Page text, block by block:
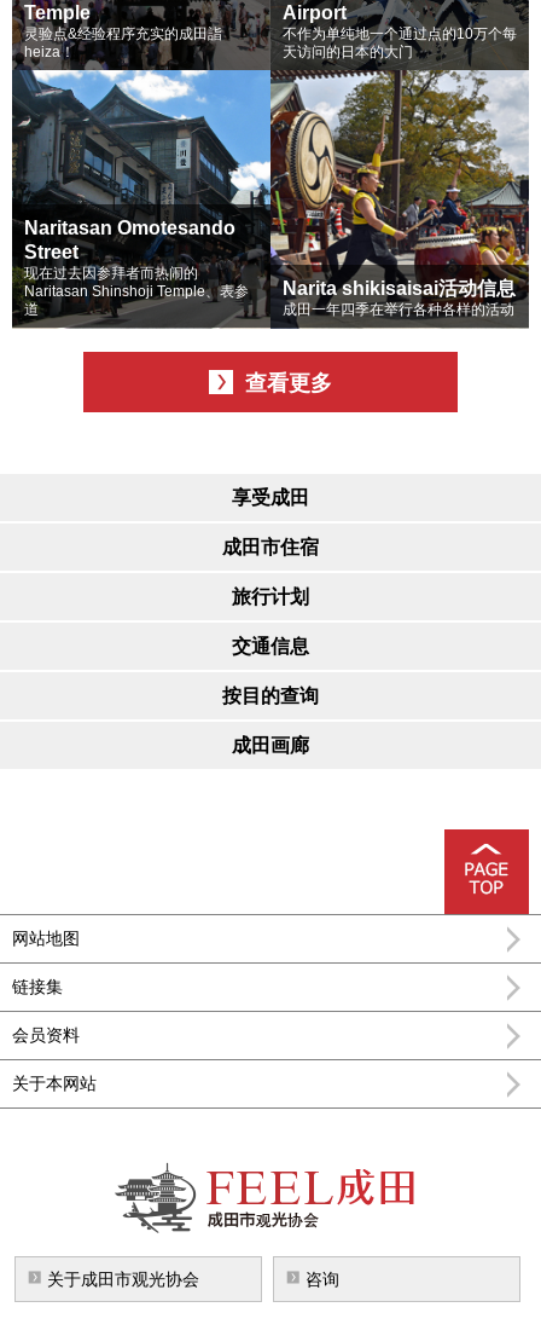
Temple
灵验点&经验程序充实的成田詣
heiza！
Airport
不作为单纯地一个通过点的10万个每
天访问的日本的大门
Naritasan Omotesando
Street
现在过去因参拜者而热闹的
Naritasan Shinshoji Temple、表参
道
Narita shikisaisai活动信息
成田一年四季在举行各种各样的活动
查看更多
享受成田
成田市住宿
旅行计划
交通信息
按目的查询
成田画廊
网站地图
链接集
会员资料
关于本网站
FEEL成田成田市公式观光信息
关于成田市观光协会 咨询